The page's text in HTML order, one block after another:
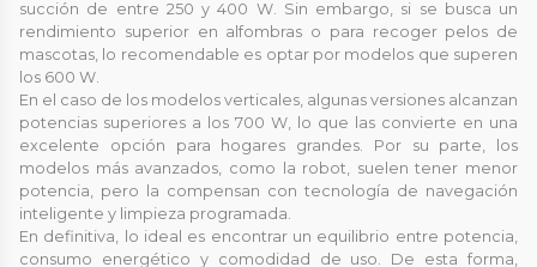
succión de entre 250 y 400 W. Sin embargo, si se busca un
rendimiento superior en alfombras o para recoger pelos de
mascotas, lo recomendable es optar por modelos que superen
los 600 W.
En el caso de los modelos verticales, algunas versiones alcanzan
potencias superiores a los 700 W, lo que las convierte en una
excelente opción para hogares grandes. Por su parte, los
modelos más avanzados, como la robot, suelen tener menor
potencia, pero la compensan con tecnología de navegación
inteligente y limpieza programada.
En definitiva, lo ideal es encontrar un equilibrio entre potencia,
consumo energético y comodidad de uso. De esta forma,